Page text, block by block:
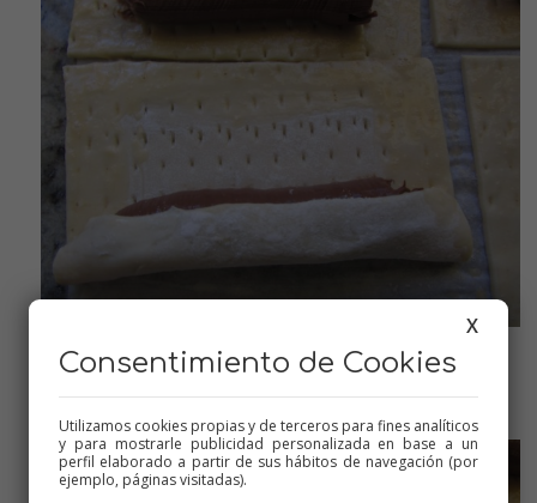
enrollamos
X
Consentimiento de Cookies
Utilizamos cookies propias y de terceros para fines analíticos
y para mostrarle publicidad personalizada en base a un
perfil elaborado a partir de sus hábitos de navegación (por
ejemplo, páginas visitadas).